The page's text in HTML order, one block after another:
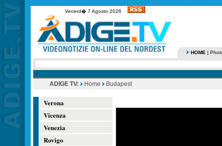
Venerd� 7 Agosto 2026
HOME |
ADIGE TV: Home Budapest
Verona
Vicenza
Venezia
Rovigo